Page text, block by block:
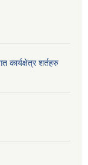
कार्यक्षेत्र शर्तहरु